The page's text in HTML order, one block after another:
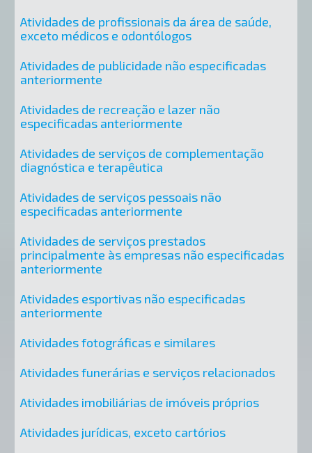
Atividades de profissionais da área de saúde,
exceto médicos e odontólogos
Atividades de publicidade não especificadas
anteriormente
Atividades de recreação e lazer não
especificadas anteriormente
Atividades de serviços de complementação
diagnóstica e terapêutica
Atividades de serviços pessoais não
especificadas anteriormente
Atividades de serviços prestados
principalmente às empresas não especificadas
anteriormente
Atividades esportivas não especificadas
anteriormente
Atividades fotográficas e similares
Atividades funerárias e serviços relacionados
Atividades imobiliárias de imóveis próprios
Atividades jurídicas, exceto cartórios